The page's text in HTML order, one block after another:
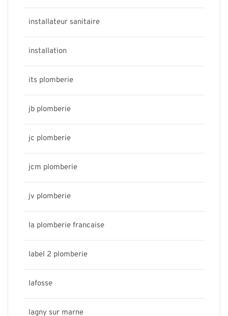
installateur sanitaire
installation
its plomberie
jb plomberie
jc plomberie
jcm plomberie
jv plomberie
la plomberie francaise
label 2 plomberie
lafosse
lagny sur marne